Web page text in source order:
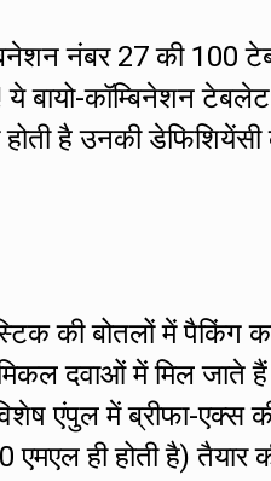
नंबर 27 की 100
कॉम्बिनेशन टेबलेट
है उनकी डेफिशियेंसी
की बोतलों में पैकिंग
दवाओं में मिल जाते
एंपुल में ब्रीफा-एक्स
ही होती है) तैयार